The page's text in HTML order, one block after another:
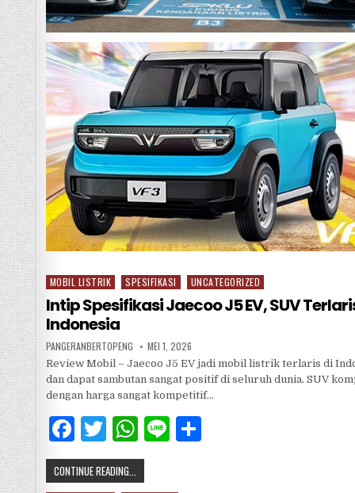
Posted
in
MOBIL LISTRIK SPESIFIKASI UNCATEGORIZED
Intip Spesifikasi Jaecoo J5 EV, SUV
Indonesia
PANGERANBERTOPENG MEI 1, 2026
Review Mobil – Jaecoo J5 EV jadi mobil listrik terlaris di
dan dapat sambutan sangat positif di seluruh dunia. SUV
dengan harga sangat kompetitif…
F
a
c
T
w
it
W
h
at
Li S
CONTINUE READING...